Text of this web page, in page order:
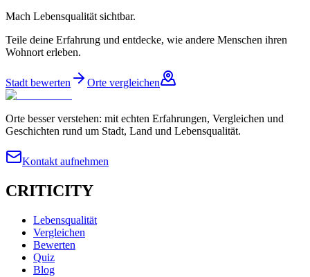
Mach Lebensqualität sichtbar.
Teile deine Erfahrung und entdecke, wie andere Menschen ihren
Wohnort erleben.
Stadt bewerten Orte vergleichen
Orte besser verstehen: mit echten Erfahrungen, Vergleichen und
Geschichten rund um Stadt, Land und Lebensqualität.
Kontakt aufnehmen
CRITICITY
Lebensqualität
Vergleichen
Bewerten
Quiz
Blog